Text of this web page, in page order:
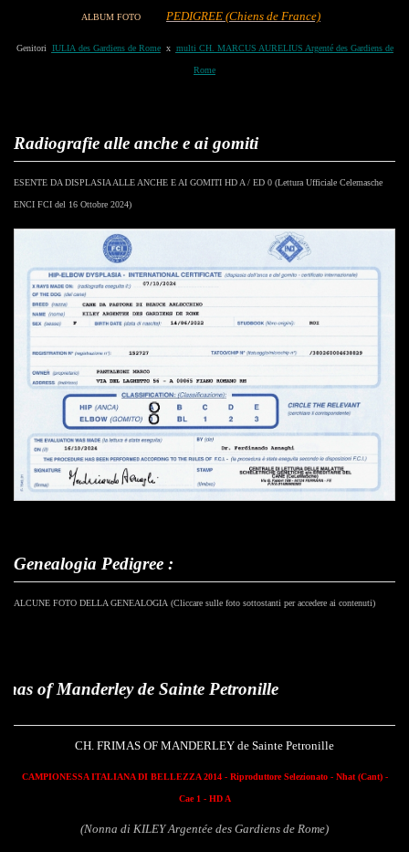
ALBUM FOTO PEDIGREE (Chiens de France)
Genitori IULIA des Gardiens de Rome x multi CH. MARCUS AURELIUS Argenté des Gardiens de
Rome
Radiografie alle anche e ai gomiti
ESENTE DA DISPLASIA ALLE ANCHE E AI GOMITI HD A / ED 0 (Lettura Ufficiale Celemasche
ENCI FCI del 16 Ottobre 2024)
Genealogia Pedigree :
ALCUNE FOTO DELLA GENEALOGIA (Cliccare sulle foto sottostanti per accedere ai contenuti)
de Sainte Petronille
CH. FRIMAS OF MANDERLEY de Sainte Petronille
CAMPIONESSA ITALIANA DI BELLEZZA 2014 - Riproduttore Selezionato - Nhat (Cant) -
Cae 1 - HD A
(Nonna di KILEY Argentée des Gardiens de Rome)